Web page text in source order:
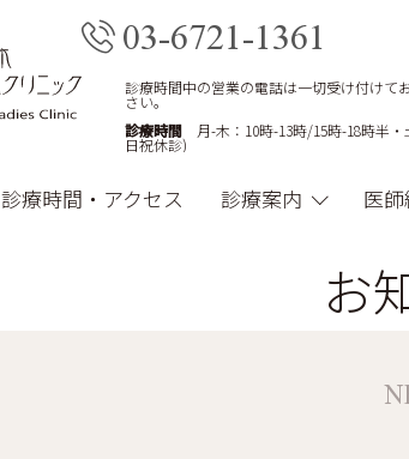
03-6721-1361
診療時間中の営業の電話は一切受け付けて
さい。
診療時間月-木：10時-13時/15時-18時半・
日祝休診)
診療時間・アクセス 診療案内 医
お